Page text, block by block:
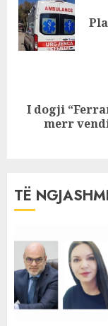
e vogëlushes
humbi jetën
tragjikisht në
Next
post:
I dogji
merr
TË